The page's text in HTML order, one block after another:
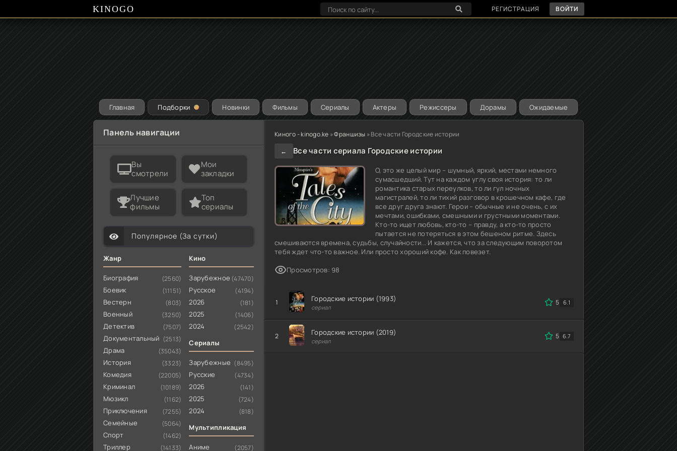
KINOGO РЕГИСТРАЦИЯ ВОЙТИ
Главная Подборки Новинки Фильмы Сериалы Актеры Режиссеры Дорамы Ожидаемые
Киного - kinogo.ke »Франшизы » Все части Городские истории
←
Все части сериала Городские истории
О, это же целый мир – шумный, яркий, местами немного
сумасшедший. Тут на каждом углу своя история: то ли
романтика старых переулков, то ли гул ночных
магистралей, то ли тихий разговор в крошечном кафе, где
все друг друга знают. Герои – обычные и не очень, с их
мечтами, ошибками, смешными и грустными моментами.
Кто-то ищет любовь, кто-то – правду, а кто-то просто
пытается не потеряться в этом бешеном ритме. Здесь
смешиваются времена, судьбы, случайности... И кажется, что за следующим поворотом
тебя ждет что-то важное. Или просто хороший кофе. Как повезет.
Просмотров: 98
1 Городские истории (1993)
сериал
5 6.1
2 Городские истории (2019)
сериал
5 6.7
Панель навигации
Вы
смотрели
Мои
закладки
Лучшие
фильмы
Топ
сериалы
Популярное (За сутки)
Жанр
Биография (2560)
Боевик (11151)
Вестерн (803)
Военный (3250)
Детектив (7507)
Документальный (2513)
Драма (35043)
История (3323)
Комедия (22005)
Криминал (10189)
Мюзикл (1162)
Приключения (7255)
Семейные (5064)
Спорт (1462)
Триллер (14133)
Кино
Зарубежное (47470)
Русское (4194)
2026 (181)
2025 (1406)
2024 (2542)
Сериалы
Зарубежные (8495)
Русские (4734)
2026 (141)
2025 (724)
2024 (818)
Мультипликация
Аниме (2057)